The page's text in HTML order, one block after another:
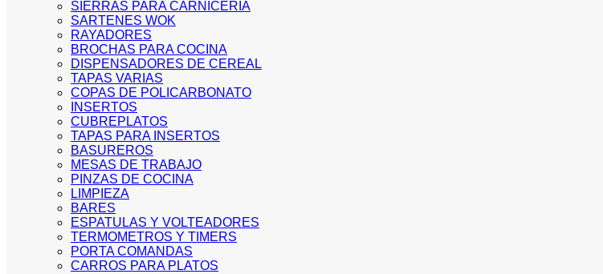
SIERRAS PARA CARNICERIA
SARTENES WOK
RAYADORES
BROCHAS PARA COCINA
DISPENSADORES DE CEREAL
TAPAS VARIAS
COPAS DE POLICARBONATO
INSERTOS
CUBREPLATOS
TAPAS PARA INSERTOS
BASUREROS
MESAS DE TRABAJO
PINZAS DE COCINA
LIMPIEZA
BARES
ESPATULAS Y VOLTEADORES
TERMOMETROS Y TIMERS
PORTA COMANDAS
CARROS PARA PLATOS